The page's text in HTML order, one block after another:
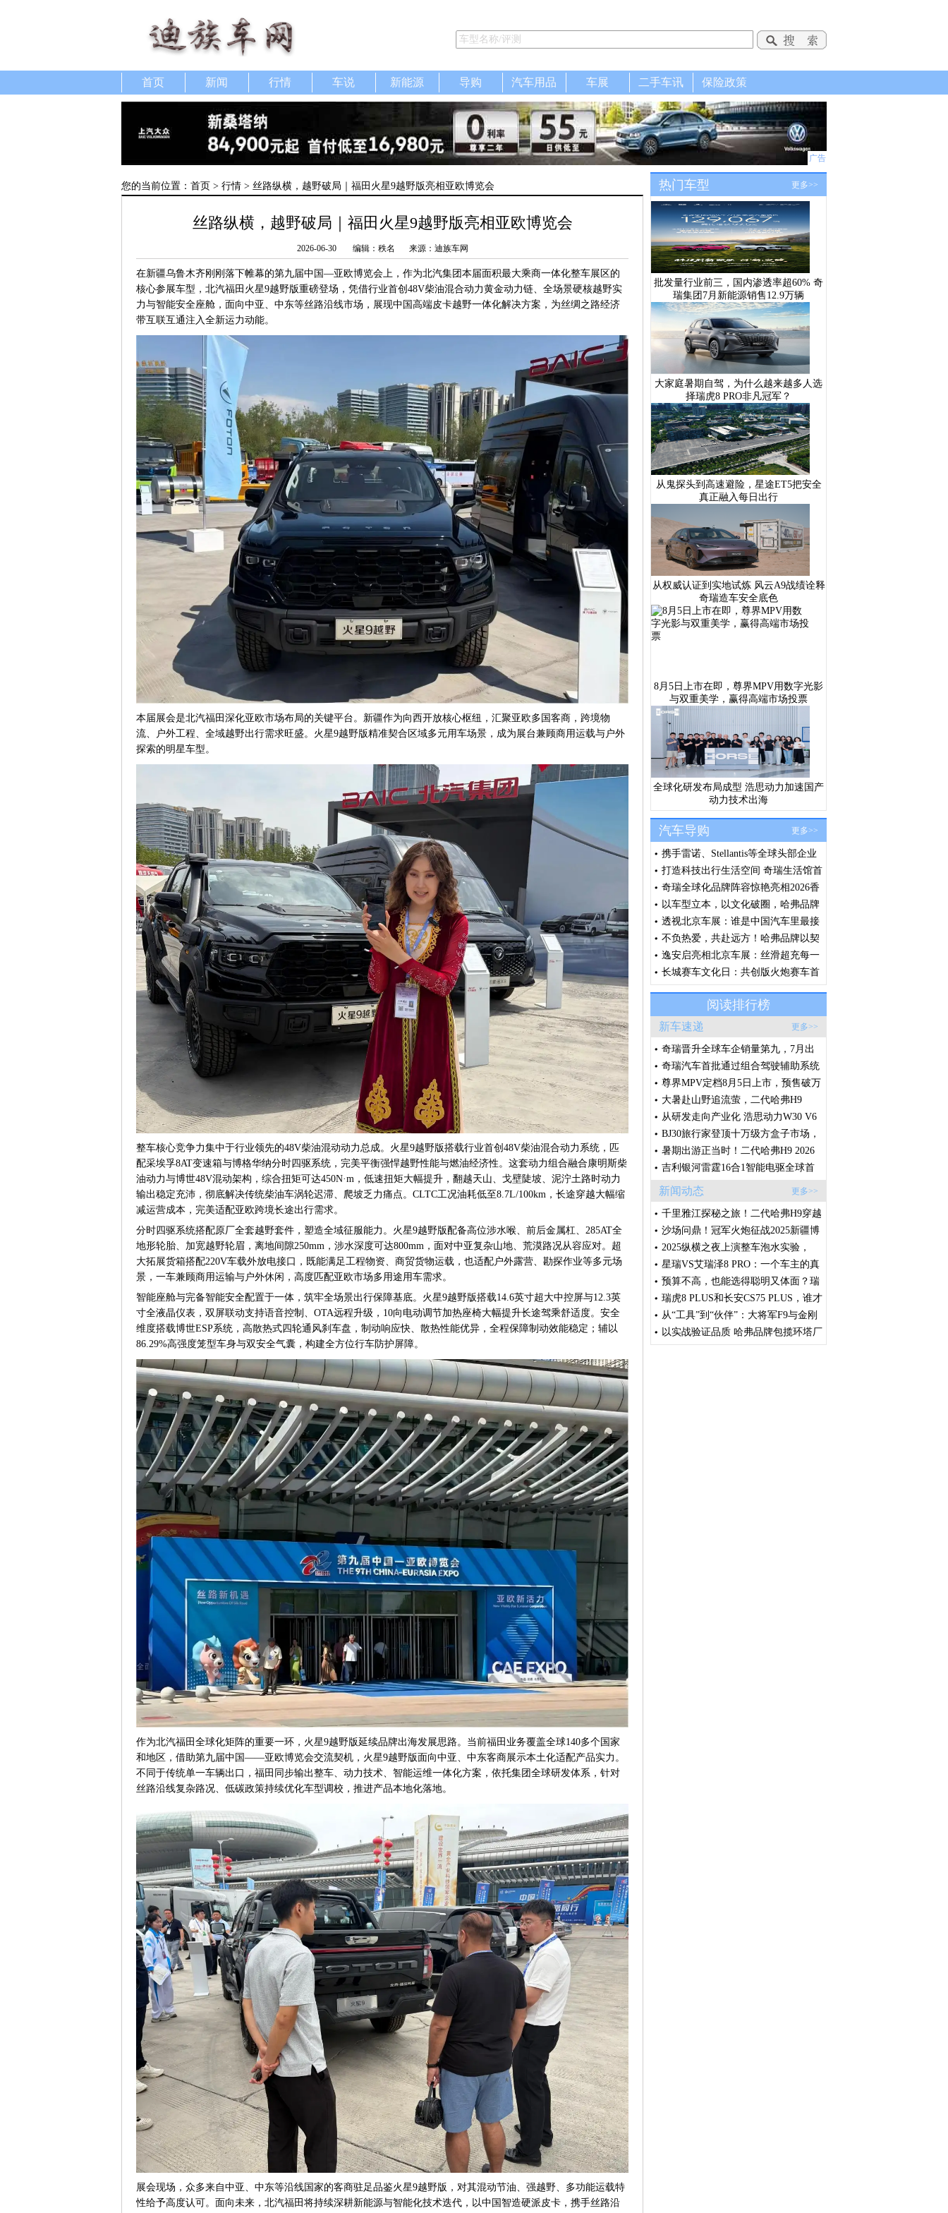
首页 新闻 行情 车说 新能源 导购 汽车用品 车展 二手车讯 保险政策
广告
您的当前位置： 首页 > 行情 > 丝路纵横，越野破局｜福田火星9越野版亮相亚欧博览会
丝路纵横，越野破局｜福田火星9越野版亮相亚欧博览会
2026-06-30 编辑：秩名 来源：迪族车网
在新疆乌鲁木齐刚刚落下帷幕的第九届中国—亚欧博览会上，作为北汽集团本届面积最大乘商一体化整车展区的
核心参展车型，北汽福田火星9越野版重磅登场，凭借行业首创48V柴油混合动力黄金动力链、全场景硬核越野实
力与智能安全座舱，面向中亚、中东等丝路沿线市场，展现中国高端皮卡越野一体化解决方案，为丝绸之路经济
带互联互通注入全新运力动能。
本届展会是北汽福田 深化亚欧市场布局的关键平台。新疆作为向西开放核心枢纽，汇聚亚欧多国客商，跨境物
流、户外工程、全域越野出行需求旺盛。火星9越野版精准契合区域多元用车场景，成为展台兼顾商用运载与户外
探索的明星车型。
整车核心竞争力集中于行业领先的48V柴油混动动力总成。火星9越野版搭载行业首创48V柴油混合动力系统，匹
配采埃孚8AT变速箱与博格华纳分时四驱系统，完美平衡强悍越野性能与燃油经济性。这套动力组合融合康明斯柴
油动力与博世48V混动架构，综合扭矩可达450N·m，低速扭矩大幅提升，翻越天山、戈壁陡坡、泥泞土路时动力
输出稳定充沛，彻底解决传统柴油车涡轮迟滞、爬坡乏力痛点。CLTC工况油耗低至8.7L/100km，长途穿越大幅缩
减运营成本，完美适配亚欧跨境长途出行需求。
分时四驱系统搭配原厂全套越野套件，塑造全域征服能力。火星9越野版配备高位涉水喉、前后金属杠、285AT全
地形轮胎、加宽越野轮眉，离地间隙250mm，涉水深度可达800mm，面对中亚复杂山地、荒漠路况从容应对。超
大拓展货箱搭配220V车载外放电接口，既能满足工程物资、商贸货物运载，也适配户外露营、勘探作业等多元场
景，一车兼顾商用运输与户外休闲，高度匹配亚欧市场多用途用车需求。
智能座舱与完备智能安全配置于一体，筑牢全场景出行保障基底。火星9越野版搭载14.6英寸超大中控屏与12.3英
寸全液晶仪表，双屏联动支持语音控制、OTA远程升级，10向电动调节加热座椅大幅提升长途驾乘舒适度。安全
维度搭载博世ESP系统，高散热式四轮通风刹车盘，制动响应快、散热性能优异，全程保障制动效能稳定；辅以
86.29%高强度笼型车身与双安全气囊，构建全方位行车防护屏障。
作为北汽福田全球化矩阵的重要一环，火星9越野版延续品牌出海发展思路。当前福田业务覆盖全球140多个国家
和地区，借助第九届中国——亚欧博览会交流契机，火星9越野版面向中亚、中东客商展示本土化适配产品实力。
不同于传统单一车辆出口，福田同步输出整车、动力技术、智能运维一体化方案，依托集团全球研发体系，针对
丝路沿线复杂路况、低碳政策持续优化车型调校，推进产品本地化落地。
展会现场，众多来自中亚、中东等沿线国家的客商驻足品鉴火星9越野版，对其混动节油、强越野、多功能运载特
性给予高度认可。面向未来，北汽福田将持续深耕新能源与智能化技术迭代，以中国智造硬派皮卡，携手丝路沿
热门车型 更多>>
批发量行业前三，国内渗透率超60% 奇
瑞集团7月新能源销售12.9万辆
大家庭暑期自驾，为什么越来越多人选
择瑞虎8 PRO非凡冠军？
从鬼探头到高速避险，星途ET5把安全
真正融入每日出行
从权威认证到实地试炼 风云A9战绩诠释
奇瑞造车安全底色
8月5日上市在即，尊界MPV用数字光影
与双重美学，赢得高端市场投票
全球化研发布局成型 浩思动力加速国产
动力技术出海
汽车导购 更多>>
携手雷诺、Stellantis等全球头部企业
浩思动力出席法国SIA大会共筑绿色
发展共识
打造科技出行生活空间 奇瑞生活馆首
店汕头盛大开业
奇瑞全球化品牌阵容惊艳亮相2026香
港车博会 全球右舵战略提速 技术生
态价值释放
以车型立本，以文化破圈，哈弗品牌
闪耀北京车展
透视北京车展：谁是中国汽车里最接
近全球化品牌的车企？
不负热爱，共赴远方！哈弗品牌以契
约精神，诠释“场景改装文化”
逸安启亮相北京车展：丝滑超充每一
刻，从容奔赴每一程
长城赛车文化日：共创版火炮赛车首
阅读排行榜
新车速递 更多>>
奇瑞晋升全球车企销量第九，7月出
口破20万辆，创中国车企单月出口新
纪录
奇瑞汽车首批通过组合驾驶辅助系统
国标体系认证
尊界MPV定档8月5日上市，预售破万
台的秘密藏在这些细节里
大暑赴山野追流萤，二代哈弗H9
2026款承包盛夏全家诗意出行
从研发走向产业化 浩思动力W30 V6
样机点火 将落地莲花高性能产品线
BJ30旅行家登顶十万级方盒子市场，
轻越野赛道迎来格局拐点
暑期出游正当时！二代哈弗H9 2026
款，满足一家人对越野车的所有想
象！
吉利银河雷霆16合1智能电驱全球首
发，创节能性能双纪录
新闻动态 更多>>
千里雅江探秘之旅！二代哈弗H9穿越
版征程将启，敬请期待！
沙场问鼎！冠军火炮征战2025新疆博
湖沙漠越野争霸赛
2025纵横之夜上演整车泡水实验，
G700开启全球预售
星瑞VS艾瑞泽8 PRO：一个车主的真
实纠结与最终惊喜
预算不高，也能选得聪明又体面？瑞
虎7卓越版越了解越动心
瑞虎8 PLUS和长安CS75 PLUS，谁才
是“真香”选择？
从“工具”到“伙伴”：大将军F9与金刚
炮谁更懂创富者的需求？
以实战验证品质 哈弗品牌包揽环塔厂